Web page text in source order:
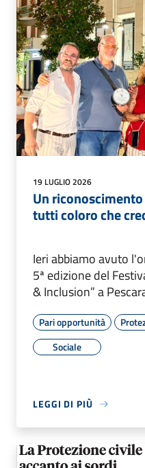
19 LUGLIO 2026
Un
tutti coloro che
Ieri abbiamo avuto
5ª edizione del
& Inclusion” a
Pari opportunità
Sociale
LEGGI DI PIÙ